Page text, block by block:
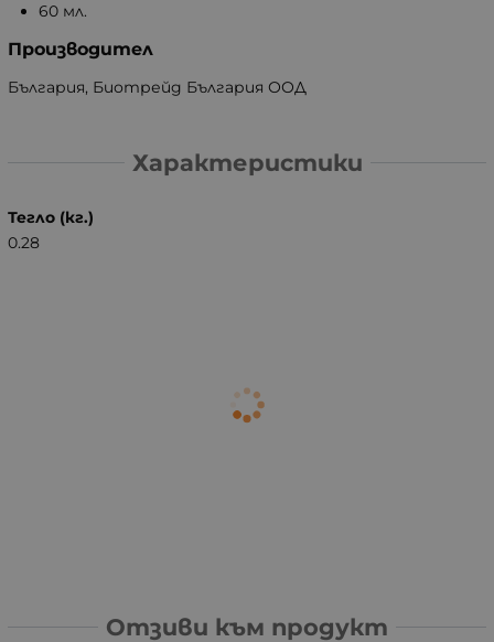
60 мл.
Производител
България, Биотрейд България ООД
Характеристики
Тегло (кг.)
0.28
Отзиви към продукт